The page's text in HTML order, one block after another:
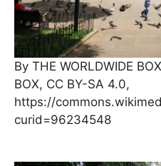
By THE WORLDWIDE
BOX, CC BY-SA 4.0,
https://
curid=96234548